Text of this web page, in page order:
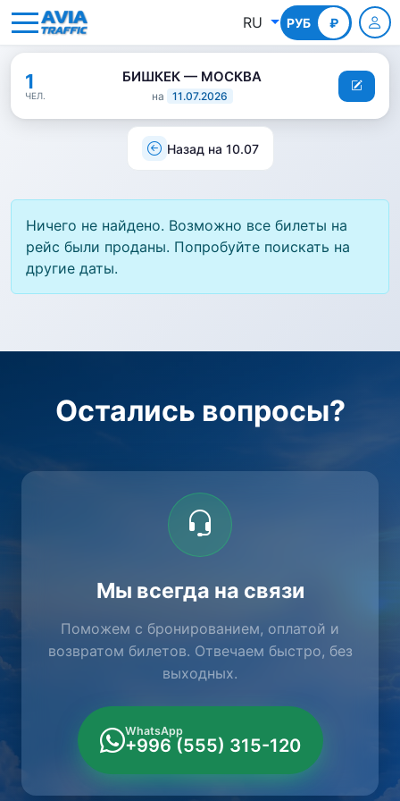
RU РУБ ₽
КГС
1
ЧЕЛ.
БИШКЕК — МОСКВА
на 11.07.2026
Назад на 10.07
Ничего не найдено. Возможно все билеты на
рейс были проданы. Попробуйте поискать на
другие даты.
Остались вопросы?
Мы всегда на связи
Поможем с бронированием, оплатой и
возвратом билетов. Отвечаем быстро, без
выходных.
WhatsApp
+996 (555) 315-120